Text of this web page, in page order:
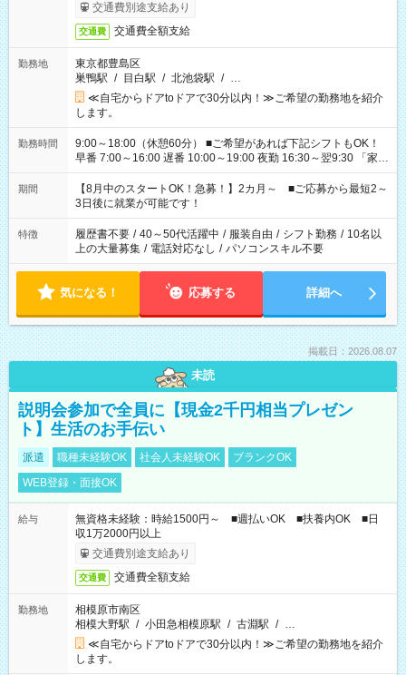
交通費別途支給あり
交通費 交通費全額支給
勤務地
東京都豊島区
巣鴨駅 / 目白駅 / 北池袋駅 / …
≪自宅からドアtoドアで30分以内！≫ご希望の勤務地を紹介
します。
勤務時間
9:00～18:00（休憩60分） ■ご希望があれば下記シフトもOK！
早番 7:00～16:00 遅番 10:00～19:00 夜勤 16:30～翌9:30 「家族
と休みを合わせたい」 「余裕を持って夕飯の準備がしたい」
「できれば残業はしたくない」 など、ご希望を教えてください
ね。 ※Wワーク希望の方へ 今ご覧のお仕事で希望する勤務時間
と、もう1つのお仕事の勤務時間。 合計で週40時間を超える場
合は応募できません。
期間
【8月中のスタートOK！急募！】2カ月～ ■ご応募から最短2～
3日後に就業が可能です！
特徴 履歴書不要 / 40～50代活躍中 / 服装自由 / シフト勤務 / 10名以
上の大量募集 / 電話対応なし / パソコンスキル不要
気になる！ 応募する 詳細へ
掲載日：2026.08.07
未読
説明会参加で全員に【現金2千円相当プレゼン
ト】生活のお手伝い
派遣 職種未経験OK 社会人未経験OK
ブランクOK
WEB登録・面接OK
給与
無資格未経験：時給1500円～ ■週払いOK ■扶養内OK ■日
収1万2000円以上
交通費別途支給あり
交通費 交通費全額支給
勤務地
相模原市南区
相模大野駅 / 小田急相模原駅 / 古淵駅 / …
≪自宅からドアtoドアで30分以内！≫ご希望の勤務地を紹介
します。